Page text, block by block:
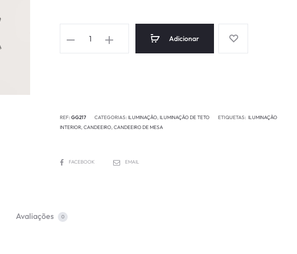
Adicionar
REF: GG217 CATEGORIAS: ILUMINAÇÃO, ILUMINAÇÃO DE TETO ETIQUETAS: ILUMINAÇÃO
INTERIOR, CANDEEIRO, CANDEEIRO DE MESA
FACEBOOK EMAIL
Avaliações 0